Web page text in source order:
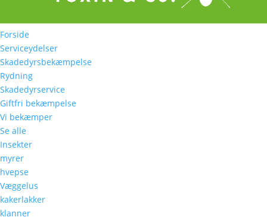
Forside
Serviceydelser
Skadedyrsbekæmpelse
Rydning
Skadedyrservice
Giftfri bekæmpelse
Vi bekæmper
Se alle
Insekter
myrer
hvepse
Væggelus
kakerlakker
klanner